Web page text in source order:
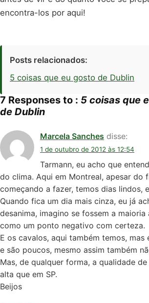
encontra-los por aqui!
Posts relacionados:
5 coisas que eu gosto de Dublin
7 Responses to : 5 coisas que
de Dublin
Marcela Sanches disse:
1 de outubro de 2012 às 12:54
Tarmann, eu acho que
do clima. Aqui em Montreal, apesar do
começando a fazer, temos dias lindos,
Quando fica um dia mais cinza, eu já
desanima, imagino se fossem a maioria
como um ponto negativo com certeza.
E os cavalos, aqui também temos, mas
e são poucos, mesmo assim também
Mas, de qualquer forma, a qualidade
alta que em SP.
Beijos